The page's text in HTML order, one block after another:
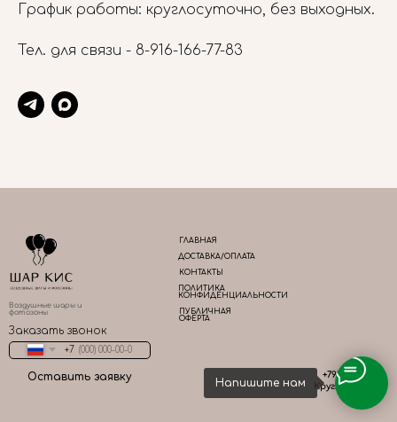
Напишите нам
График работы: круглосуточно, без выходных.
Тел. для связи - 8-916-166-77-83
ГЛАВНАЯ
ДОСТАВКА/ОПЛАТА
КОНТАКТЫ
ПОЛИТИКА
КОНФИДЕНЦИАЛЬНОСТИ
ПУБЛИЧНАЯ
ОФЕРТА
+79161667783
Круглосуточно
Воздушные шары и
фотозоны
Заказать звонок
+7
Оставить заявку